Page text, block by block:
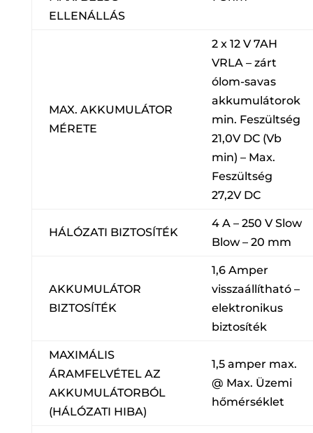
ELLENÁLLÁS
MAX. AKKUMULÁTOR
MÉRETE
2 x 12 V 7AH
VRLA – zárt
ólom-savas
akkumulátorok
min. Feszültség
21,0V DC (Vb
min) – Max.
Feszültség
27,2V DC
HÁLÓZATI BIZTOSÍTÉK
4 A – 250 V Slow
Blow – 20 mm
AKKUMULÁTOR
BIZTOSÍTÉK
1,6 Amper
visszaállítható –
elektronikus
biztosíték
MAXIMÁLIS
ÁRAMFELVÉTEL AZ
AKKUMULÁTORBÓL
(HÁLÓZATI HIBA)
1,5 amper max.
@ Max. Üzemi
hőmérséklet